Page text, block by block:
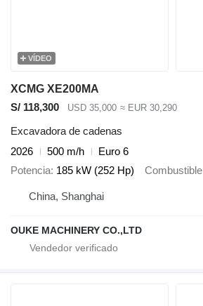
VÍDEO
XCMG XE200MA
S/ 118,300
USD 35,000 ≈ EUR 30,290
Excavadora de cadenas
2026
500 m/h
Euro 6
Potencia 185 kW (252 Hp) Combustible
China, Shanghai
OUKE MACHINERY CO.,LTD